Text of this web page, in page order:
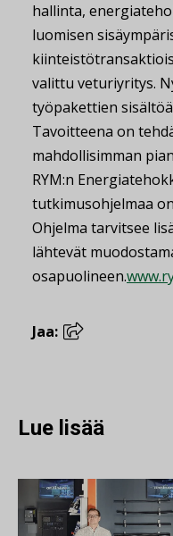
hallinta,
luomisen
valittu veturiyritys.
työpakettien
Tavoitteena on
mahdollisimman
RYM:n
tutkimusohjelmaa
Ohjelma tarvitsee
lähtevät
osapuolineen.
Jaa:
Lue lisää